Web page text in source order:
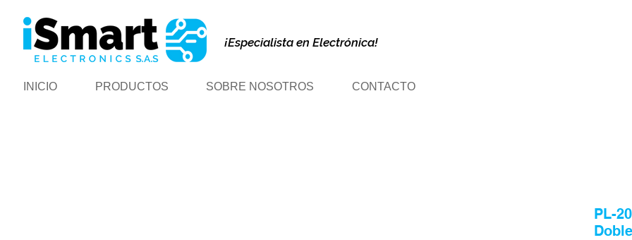
¡Especialista en Electrónica!
INICIO PRODUCTOS SOBRE NOSOTROS CONTACTO
PL-